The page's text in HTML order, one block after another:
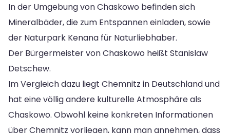
In der Umgebung von Chaskowo befinden sich
Mineralbäder, die zum Entspannen einladen, sowie
der Naturpark Kenana für Naturliebhaber.
Der Bürgermeister von Chaskowo heißt Stanislaw
Detschew.
Im Vergleich dazu liegt Chemnitz in Deutschland und
hat eine völlig andere kulturelle Atmosphäre als
Chaskowo. Obwohl keine konkreten Informationen
über Chemnitz vorliegen, kann man annehmen, dass